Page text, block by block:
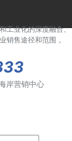
工业化的深度融合、
销售途径和范围，
岸营销中心